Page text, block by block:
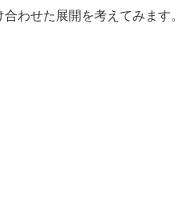
わせた展開を考えてみます。